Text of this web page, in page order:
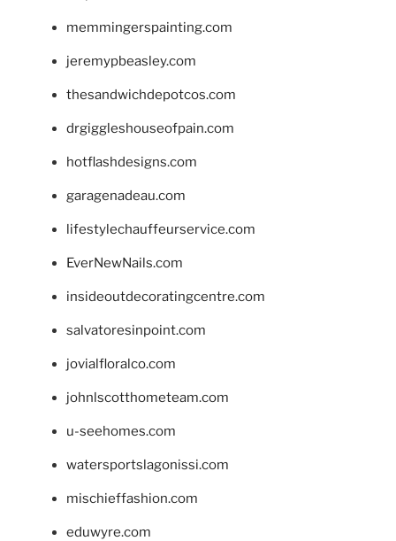
memmingerspainting.com
jeremypbeasley.com
thesandwichdepotcos.com
drgiggleshouseofpain.com
hotflashdesigns.com
garagenadeau.com
lifestylechauffeurservice.com
EverNewNails.com
insideoutdecoratingcentre.com
salvatoresinpoint.com
jovialfloralco.com
johnlscotthometeam.com
u-seehomes.com
watersportslagonissi.com
mischieffashion.com
eduwyre.com